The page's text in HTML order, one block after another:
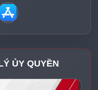
ỦY QUYỀN